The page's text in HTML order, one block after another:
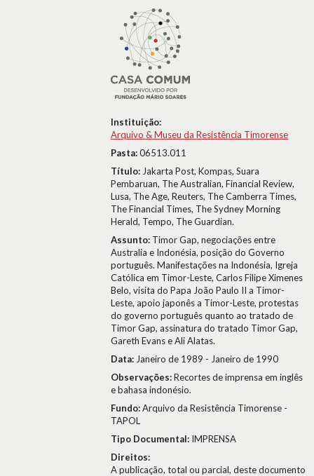
Instituição:
Arquivo & Museu da Resistência Timorense
Pasta:06513.011
Título: Jakarta Post, Kompas, Suara
Pembaruan, The Australian, Financial Review,
Lusa, The Age, Reuters, The Camberra Times,
The Financial Times, The Sydney Morning
Herald, Tempo, The Guardian.
Assunto: Timor Gap, negociações entre
Australia e Indonésia, posição do Governo
português. Manifestações na Indonésia, Igreja
Católica em Timor-Leste, Carlos Filipe Ximenes
Belo, visita do Papa João Paulo II a Timor-
Leste, apoio japonês a Timor-Leste, protestas
do governo português quanto ao tratado de
Timor Gap, assinatura do tratado Timor Gap,
Gareth Evans e Ali Alatas.
Data: Janeiro de 1989 - Janeiro de 1990
Observações:Recortes de imprensa em inglês
e bahasa indonésio.
Fundo:Arquivo da Resistência Timorense -
TAPOL
Tipo Documental: IMPRENSA
Direitos:
A publicação, total ou parcial, deste documento